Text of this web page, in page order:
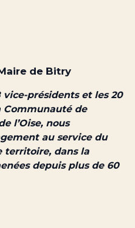
de Bitry
présidents et les 20
Communauté de
l’Oise, nous
au service du
territoire, dans la
depuis plus de 60